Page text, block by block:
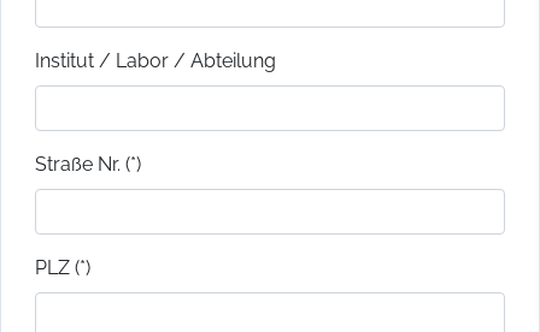
Institut / Labor / Abteilung
Straße Nr. (*)
PLZ (*)